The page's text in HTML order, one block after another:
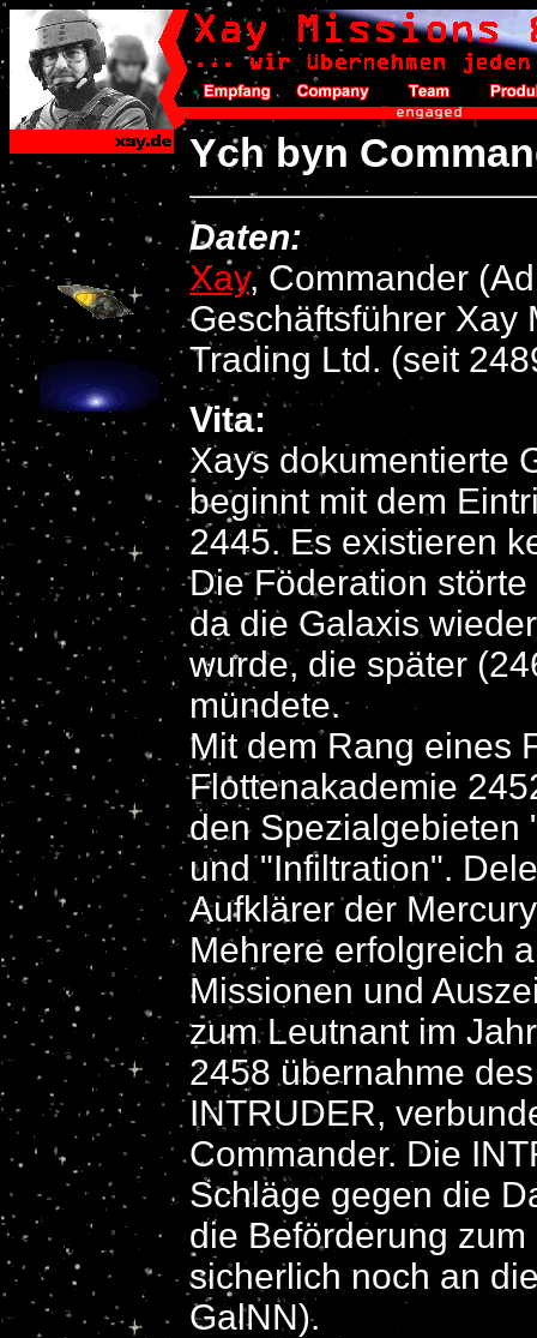
Ych byn
Daten:
Xay, Commander
Geschäftsführer Xay
Trading Ltd. (seit
Vita:
Xays dokumentierte
beginnt mit dem
2445. Es existieren
Die Föderation
da die Galaxis
wurde, die später
mündete.
Mit dem Rang eines
Flottenakademie
den Spezialgebieten
und "Infiltration".
Aufklärer der
Mehrere erfolgreich
Missionen und
zum Leutnant im
2458 übernahme
INTRUDER,
Commander. Die
Schläge gegen die
die Beförderung
sicherlich noch an
GalNN).